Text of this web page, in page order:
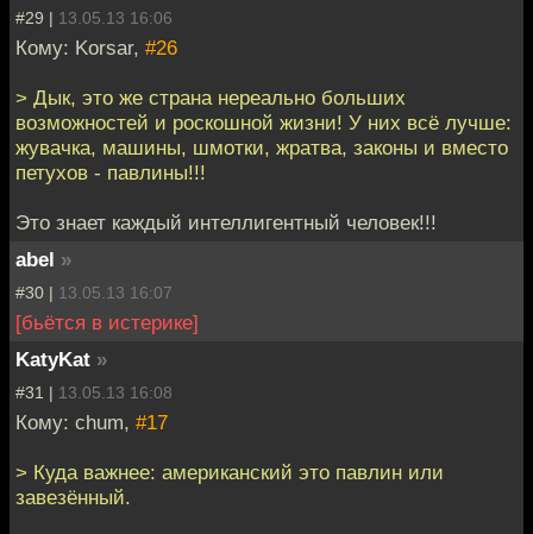
#29 | 13.05.13 16:06
Кому: Korsar, #26
> Дык, это же страна нереально больших
возможностей и роскошной жизни! У них всё лучше:
жувачка, машины, шмотки, жратва, законы и вместо
петухов - павлины!!!
Это знает каждый интеллигентный человек!!!
abel »
#30 | 13.05.13 16:07
[бьётся в истерике]
KatyKat »
#31 | 13.05.13 16:08
Кому: chum, #17
> Куда важнее: американский это павлин или
завезённый.